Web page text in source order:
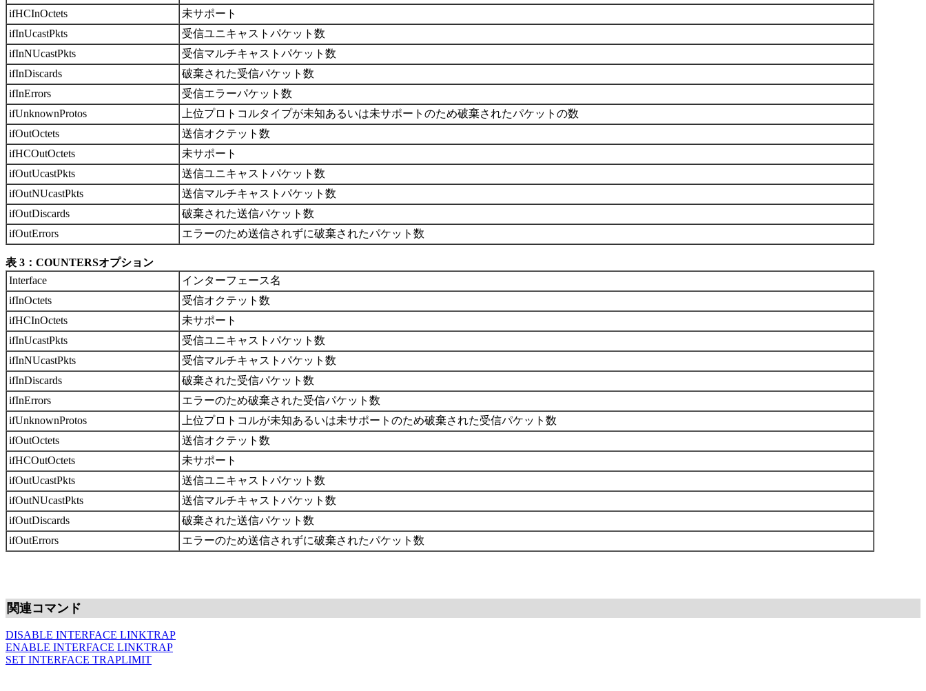
ifHCInOctets
未サポート
ifInUcastPkts
受信ユニキャストパケット数
ifInNUcastPkts
受信マルチキャストパケット数
ifInDiscards
破棄された受信パケット数
ifInErrors
受信エラーパケット数
ifUnknownProtos
上位プロトコルタイプが未知あるいは未サポートのため破棄されたパケットの数
ifOutOctets
送信オクテット数
ifHCOutOctets
未サポート
ifOutUcastPkts
送信ユニキャストパケット数
ifOutNUcastPkts
送信マルチキャストパケット数
ifOutDiscards
破棄された送信パケット数
ifOutErrors
エラーのため送信されずに破棄されたパケット数
表 3：COUNTERSオプション
Interface
インターフェース名
ifInOctets
受信オクテット数
ifHCInOctets
未サポート
ifInUcastPkts
受信ユニキャストパケット数
ifInNUcastPkts
受信マルチキャストパケット数
ifInDiscards
破棄された受信パケット数
ifInErrors
エラーのため破棄された受信パケット数
ifUnknownProtos
上位プロトコルが未知あるいは未サポートのため破棄された受信パケット数
ifOutOctets
送信オクテット数
ifHCOutOctets
未サポート
ifOutUcastPkts
送信ユニキャストパケット数
ifOutNUcastPkts
送信マルチキャストパケット数
ifOutDiscards
破棄された送信パケット数
ifOutErrors
エラーのため送信されずに破棄されたパケット数
関連コマンド
DISABLE INTERFACE LINKTRAP
ENABLE INTERFACE LINKTRAP
SET INTERFACE TRAPLIMIT